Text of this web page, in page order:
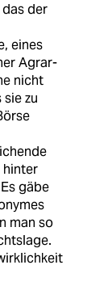
der
eines
Agrar-
nicht
zu
hinter
gäbe
man so